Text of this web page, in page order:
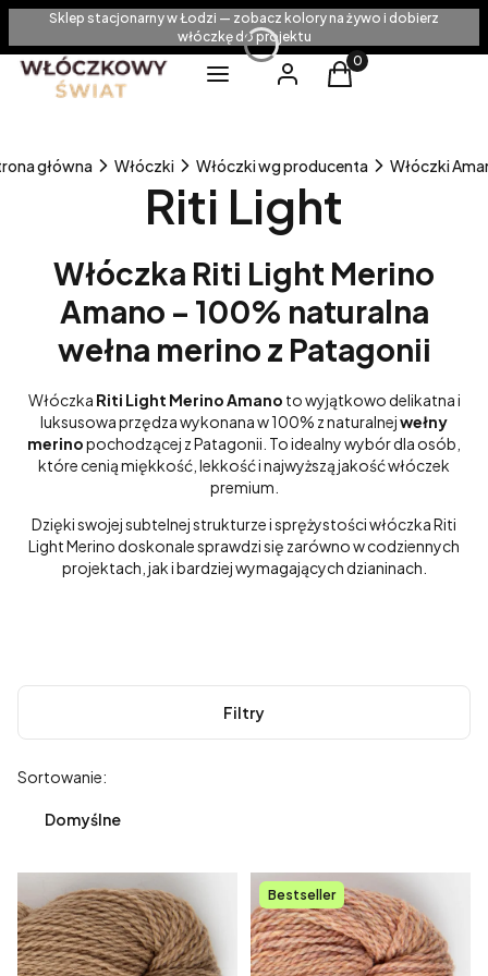
Sklep stacjonarny w Łodzi — zobacz kolory na żywo i dobierz
włóczkę do projektu
Menu
Zaloguj sięProdukty w
Koszyk
główna Włóczki Włóczki wg producenta Włóczki
Riti Light
Włóczka Riti Light Merino
Amano – 100% naturalna
wełna merino z Patagonii
Włóczka Riti Light Merino Amano to wyjątkowo delikatna i
luksusowa przędza wykonana w 100% z naturalnejwełny
merinopochodzącej z Patagonii. To idealny wybór dla osób,
które cenią miękkość, lekkość i najwyższą jakość włóczek
premium.
Dzięki swojej subtelnej strukturze i sprężystości włóczka Riti
Light Merino doskonale sprawdzi się zarówno w codziennych
projektach, jak i bardziej wymagających dzianinach.
Filtry
Lista produktów
Sortowanie:
Domyślne
Bestseller